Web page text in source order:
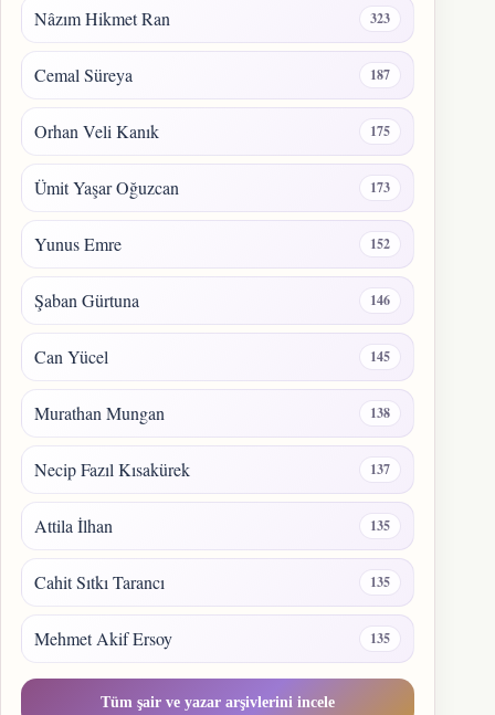
Nâzım Hikmet Ran 323
Cemal Süreya 187
Orhan Veli Kanık 175
Ümit Yaşar Oğuzcan 173
Yunus Emre 152
Şaban Gürtuna 146
Can Yücel 145
Murathan Mungan 138
Necip Fazıl Kısakürek 137
Attila İlhan 135
Cahit Sıtkı Tarancı 135
Mehmet Akif Ersoy 135
Tüm şair ve yazar arşivlerini incele